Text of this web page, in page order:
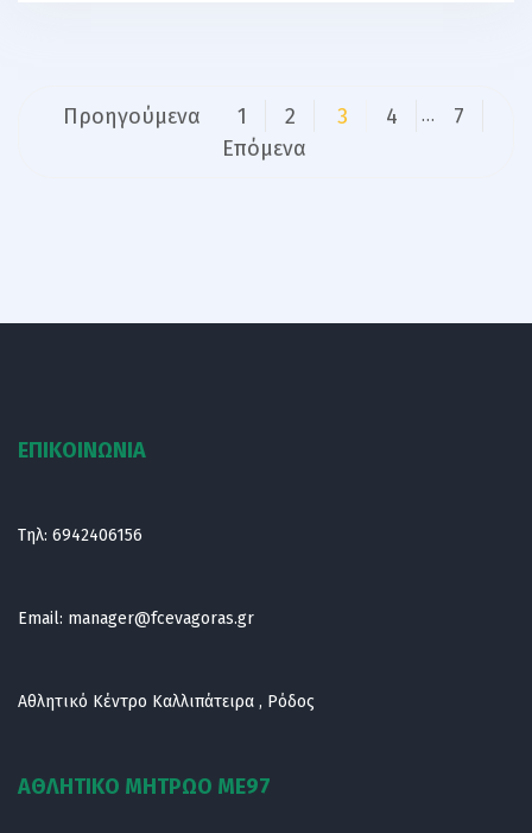
Σελιδοποίηση
Προηγούμενα 1 2 3 4 …
7
Επόμενα
ΕΠΙΚΟΙΝΩΝΙΑ
Τηλ: 6942406156
Email: manager@fcevagoras.gr
Αθλητικό Κέντρο Καλλιπάτειρα , Ρόδος
ΑΘΛΗΤΙΚΟ ΜΗΤΡΩΟ ΜE97